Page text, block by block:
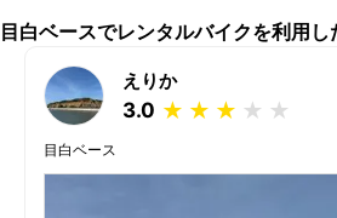
目白ベースでレンタルバイクを利用
えりか
3.0 ★
★
★
★
★
目白ベース